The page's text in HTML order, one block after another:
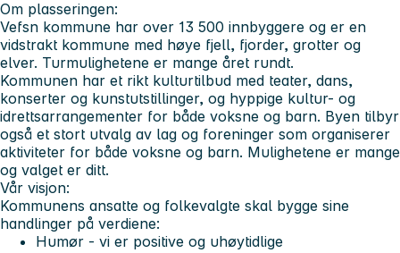
Om plasseringen:
Vefsn kommune har over 13 500 innbyggere og er en
vidstrakt kommune med høye fjell, fjorder, grotter og
elver. Turmulighetene er mange året rundt.
Kommunen har et rikt kulturtilbud med teater, dans,
konserter og kunstutstillinger, og hyppige kultur- og
idrettsarrangementer for både voksne og barn. Byen tilbyr
også et stort utvalg av lag og foreninger som organiserer
aktiviteter for både voksne og barn. Mulighetene er mange
og valget er ditt.
Vår visjon:
Kommunens ansatte og folkevalgte skal bygge sine
handlinger på verdiene:
Humør - vi er positive og uhøytidlige